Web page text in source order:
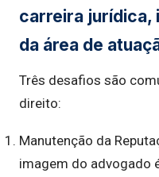
carreira jurídica,
da área de
Três desafios são
direito:
Manutenção da
imagem do advogado